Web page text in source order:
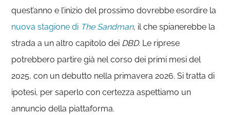
quest’anno e l’inizio del prossimo dovrebbe esordire la
nuova stagione di The Sandman, il che spianerebbe la
strada a un altro capitolo dei DBD. Le riprese
potrebbero partire già nel corso dei primi mesi del
2025, con un debutto nella primavera 2026. Si tratta di
ipotesi, per saperlo con certezza aspettiamo un
annuncio della piattaforma.